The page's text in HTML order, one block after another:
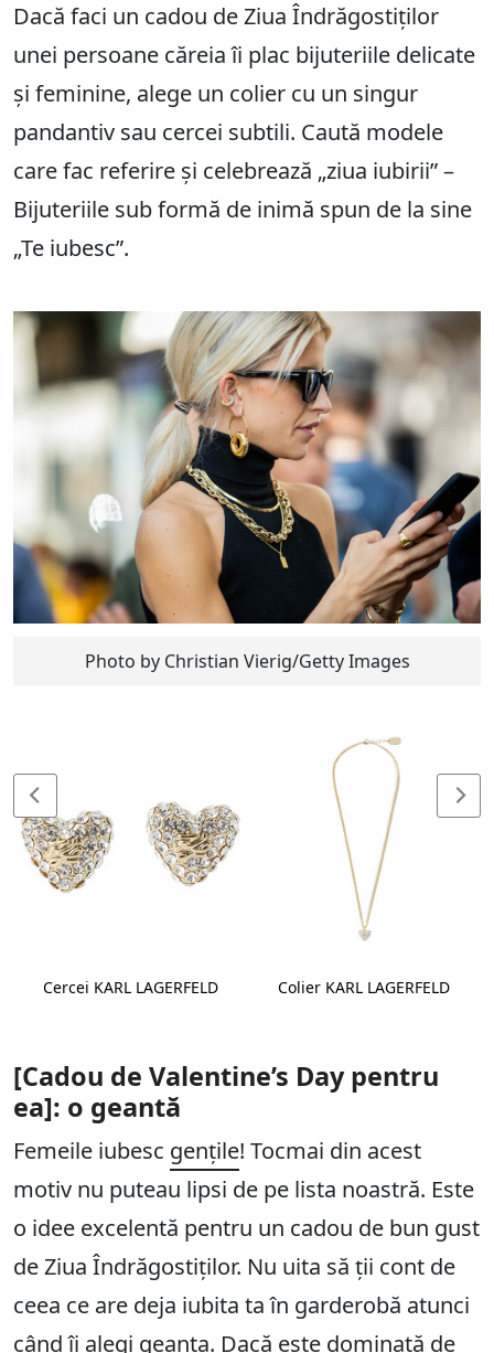
Dacă faci un cadou de Ziua Îndrăgostiților
unei persoane căreia îi plac bijuteriile delicate
și feminine, alege un colier cu un singur
pandantiv sau cercei subtili. Caută modele
care fac referire și celebrează „ziua iubirii” –
Bijuteriile sub formă de inimă spun de la sine
„Te iubesc”.
Photo by Christian Vierig/Getty Images
Cercei KARL LAGERFELD Colier KARL LAGERFELD
[Cadou de Valentine’s Day pentru
ea]: o geantă
Femeile iubesc gențile! Tocmai din acest
motiv nu puteau lipsi de pe lista noastră. Este
o idee excelentă pentru un cadou de bun gust
de Ziua Îndrăgostiților. Nu uita să ții cont de
ceea ce are deja iubita ta în garderobă atunci
când îi alegi geanta. Dacă este dominată de